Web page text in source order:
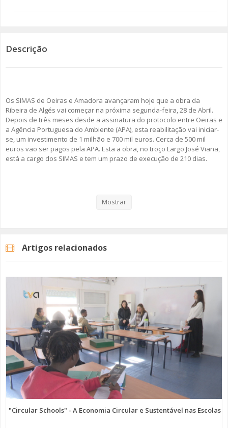
(RE) PENSAMENTOS
ECOMOVE-TE
HISTÓRIAS DE ABRIL
Descrição
Os SIMAS de Oeiras e Amadora avançaram hoje que a obra da
Ribeira de Algés vai começar na próxima segunda-feira, 28 de Abril.
Depois de três meses desde a assinatura do protocolo entre Oeiras e
a Agência Portuguesa do Ambiente (APA), esta reabilitação vai iniciar-
se, um investimento de 1 milhão e 700 mil euros. Cerca de 500 mil
euros vão ser pagos pela APA. Esta a obra, no troço Largo José Viana,
está a cargo dos SIMAS e tem um prazo de execução de 210 dias.
pelos Serviços Intermunicipalizados de Água e Saneamento, “não
pela Rua Conde Rio Maior.”
Já no passado dia 9 de Abril, os SIMAS tinham promovido uma sessão
de esclarecimento com os moradores desta zona de Algés, a qual, a
presidente da empresa, Joana Baptista, acredita que o contributo dos
presentes “foi essencial para garantir uma comunicação aberta e
transparente, permitindo que a autarquia ouvisse e respondesse a
todas as questões”.
Categorias Noticias Atualidade
Mostrar
Artigos relacionados
"Circular Schools" - A Economia Circular e Sustentável nas Escolas